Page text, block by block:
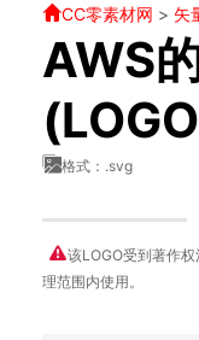
CC零素材网 > 矢
AWS
格式：.svg
该LOGO受到著作
理范围内使用。